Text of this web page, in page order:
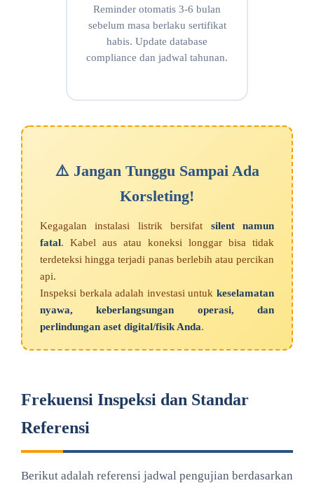
Reminder otomatis 3-6 bulan
sebelum masa berlaku sertifikat
habis. Update database
compliance dan jadwal tahunan.
⚠️ Jangan Tunggu Sampai Ada
Korsleting!
Kegagalan instalasi listrik bersifat silent namun
fatal. Kabel aus atau koneksi longgar bisa tidak
terdeteksi hingga terjadi panas berlebih atau percikan
api.
Inspeksi berkala adalah investasi untuk keselamatan
nyawa, keberlangsungan operasi, dan
perlindungan aset digital/fisik Anda.
Frekuensi Inspeksi dan Standar
Referensi
Berikut adalah referensi jadwal pengujian berdasarkan